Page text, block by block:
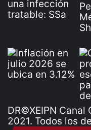
DR©XEIPN Canal
2021. Todos los